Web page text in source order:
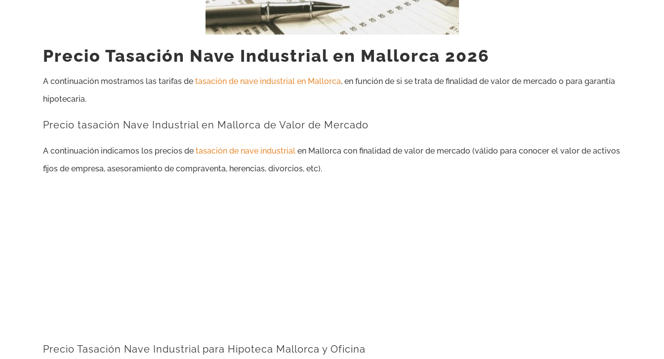
Precio Tasación Nave Industrial en Mallorca 2026
A continuación mostramos las tarifas de tasación de nave industrial en Mallorca, en función de si se trata de finalidad de valor de mercado o para garantía
hipotecaria.
Precio tasación Nave Industrial en Mallorca de Valor de Mercado
A continuación indicamos los precios de tasación de nave industrial en Mallorca con finalidad de valor de mercado (válido para conocer el valor de activos
fijos de empresa, asesoramiento de compraventa, herencias, divorcios, etc).
Precio Tasación Nave Industrial para Hipoteca Mallorca y Oficina